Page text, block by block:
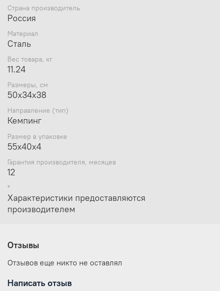
Страна производитель
Россия
Материал
Сталь
Вес товара, кг
11.24
Размеры, см
50х34х38
Направление (тип)
Кемпинг
Размер в упаковке
55х40х4
Гарантия производителя, месяцев
12
*
Характеристики предоставляются
производителем
Отзывы
Отзывов еще никто не оставлял
Написать отзыв